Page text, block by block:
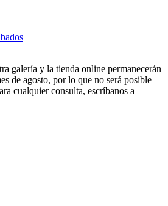
galería y la tienda online permanecerán
de agosto, por lo que no será posible
cualquier consulta, escríbanos a